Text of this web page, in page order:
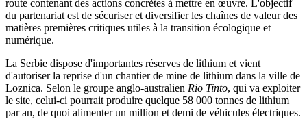
route contenant des actions concrètes à mettre en œuvre. L'objectif
du partenariat est de sécuriser et diversifier les chaînes de valeur des
matières premières critiques utiles à la transition écologique et
numérique.
La Serbie dispose d'importantes réserves de lithium et vient
d'autoriser la reprise d'un chantier de mine de lithium dans la ville de
Loznica. Selon le groupe anglo-australien Rio Tinto, qui va exploiter
le site, celui-ci pourrait produire quelque 58 000 tonnes de lithium
par an, de quoi alimenter un million et demi de véhicules électriques.